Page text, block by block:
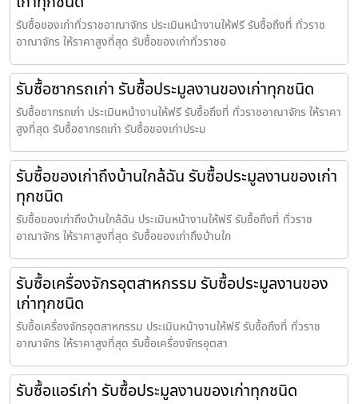
รับซื้อของเก่าทั่วราชอาณาจักร ประเมินหน้างานให้ฟรี รับซื้อถึงที่ ทั่วราช
อาณาจักร ให้ราคาสูงที่สุด รับซื้อของเก่าทั่วราชอ
รับซื้อซากรถเก่า รับซื้อประมูลงานของเก่าทุกชนิด
รับซื้อซากรถเก่า ประเมินหน้างานให้ฟรี รับซื้อถึงที่ ทั่วราชอาณาจักร ให้ราคา
สูงที่สุด รับซื้อซากรถเก่า รับซื้อของเก่าประม
รับซื้อของเก่าถึงบ้านใกล้ฉัน รับซื้อประมูลงานของเก่า
ทุกชนิด
รับซื้อของเก่าถึงบ้านใกล้ฉัน ประเมินหน้างานให้ฟรี รับซื้อถึงที่ ทั่วราช
อาณาจักร ให้ราคาสูงที่สุด รับซื้อของเก่าถึงบ้านใก
รับซื้อเครื่องจักรอุตสาหกรรม รับซื้อประมูลงานของ
เก่าทุกชนิด
รับซื้อเครื่องจักรอุตสาหกรรม ประเมินหน้างานให้ฟรี รับซื้อถึงที่ ทั่วราช
อาณาจักร ให้ราคาสูงที่สุด รับซื้อเครื่องจักรอุตสา
รับซื้อแอร์เก่า รับซื้อประมูลงานของเก่าทุกชนิด